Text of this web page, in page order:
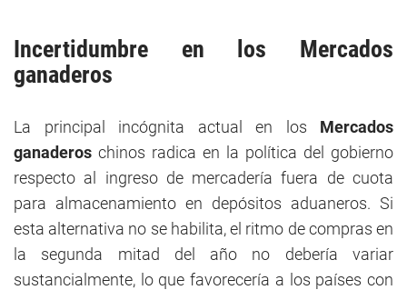
Incertidumbre en los Mercados
ganaderos
La principal incógnita actual en los Mercados
ganaderos chinos radica en la política del gobierno
respecto al ingreso de mercadería fuera de cuota
para almacenamiento en depósitos aduaneros. Si
esta alternativa no se habilita, el ritmo de compras en
la segunda mitad del año no debería variar
sustancialmente, lo que favorecería a los países con